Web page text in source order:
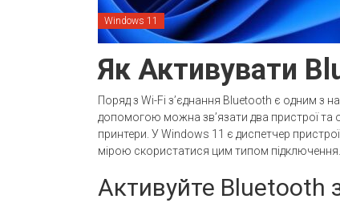
Windows 11
Як Активувати
Поряд з Wi-Fi з’єднання Bluetooth є одним з
допомогою можна зв’язати два пристрої
принтери. У Windows 11 є диспетчер
мірою скористатися цим типом
Активуйте Bluetooth